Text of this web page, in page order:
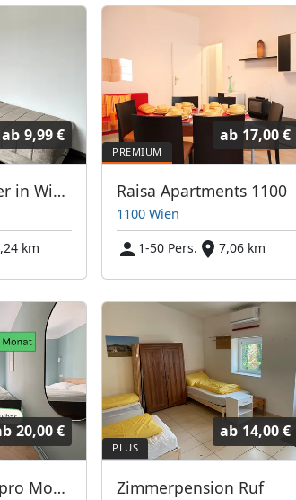
ab 9,99 €
Arbeiterquartier in Wien Simmering
km
ab 17,00 €
Raisa Apartments 1100
1100 Wien
1-50 Pers.
7,06 km
20,00 €
ab €545 netto pro Monat | ampm Zimmer 1120 Wien
ab 14,00 €
Zimmerpension Ruf